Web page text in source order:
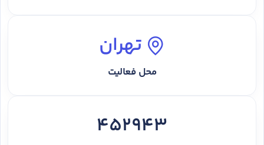
تهران
محل فعالیت
452943